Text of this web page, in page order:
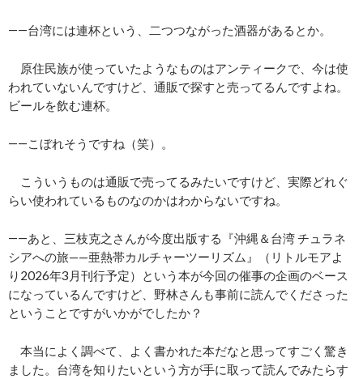
――台湾には連杯という、二つつながった酒器があるとか。
原住民族が使っていたようなものはアンティークで、今は使
われていないんですけど、通販で探すと売ってるんですよね。
ビールを飲む連杯。
――こぼれそうですね（笑）。
こういうものは通販で売ってるみたいですけど、実際どれぐ
らい使われているものなのかはわからないですね。
――あと、三枝克之さんが今度出版する『沖縄＆台湾 チュラネ
シアへの旅——亜熱帯カルチャーツーリズム』（リトルモアよ
り2026年3月刊行予定）という本が今回の催事の企画のベース
になっているんですけど、野林さんも事前に読んでくださった
ということですがいかがでしたか？
本当によく調べて、よく書かれた本だなと思ってすごく驚き
ました。台湾を知りたいという方が手に取って読んでみたらす